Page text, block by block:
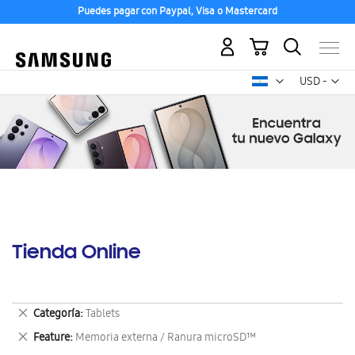
Puedes pagar con Paypal, Visa o Mastercard
USD -
dólar
Mi carrito
Tienda Online
Categoría Tablets
Eliminar
este
artículo
Feature Memoria externa / Ranura microSD™
Eliminar